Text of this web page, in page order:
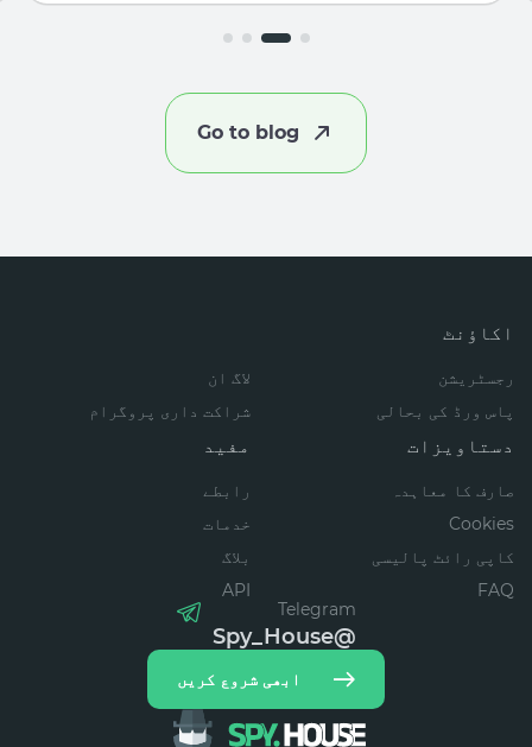
Go to blog
اکاؤنٹ
رجسٹریشن
لاگ ان
پاس ورڈ کی بحالی
شراکت داری پروگرام
دستاویزات
صارف کا معاہدہ
Cookies
کاپی رائٹ پالیسی
FAQ
مفید
رابطے
خدمات
بلاگ
API
Telegram
@Spy_House
ابھی شروع کریں